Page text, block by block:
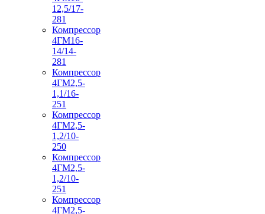
12,5/17-
281
Компрессор
4ГМ16-
14/14-
281
Компрессор
4ГМ2,5-
1,1/16-
251
Компрессор
4ГМ2,5-
1,2/10-
250
Компрессор
4ГМ2,5-
1,2/10-
251
Компрессор
4ГМ2,5-